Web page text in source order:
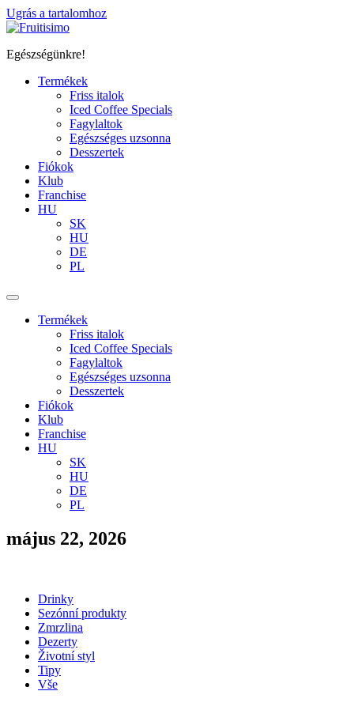
Ugrás a tartalomhoz
Egészségünkre!
Termékek
Friss italok
Iced Coffee Specials
Fagylaltok
Egészséges uzsonna
Desszertek
Fiókok
Klub
Franchise
HU
SK
HU
DE
PL
Termékek
Friss italok
Iced Coffee Specials
Fagylaltok
Egészséges uzsonna
Desszertek
Fiókok
Klub
Franchise
HU
SK
HU
DE
PL
május 22, 2026
Drinky
Sezónní produkty
Zmrzlina
Dezerty
Životní styl
Tipy
Vše